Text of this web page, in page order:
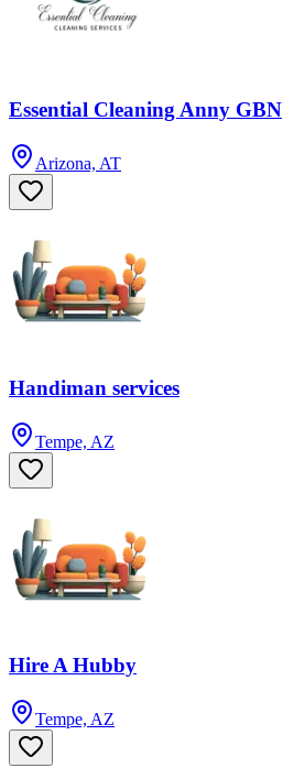
Essential Cleaning Anny GBN
Arizona, AT
Handiman services
Tempe, AZ
Hire A Hubby
Tempe, AZ